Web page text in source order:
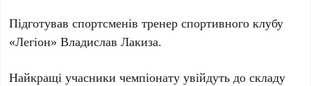
Підготував спортсменів тренер спортивного клубу
«Легіон» Владислав Лакиза.
Найкращі учасники чемпіонату увійдуть до складу